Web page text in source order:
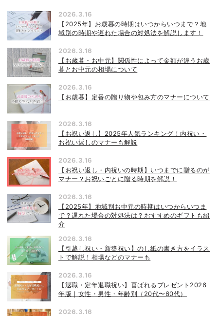
2026.3.16
【2025年】お歳暮の時期はいつからいつまで？地
域別の時期や遅れた場合の対処法を解説します！
2026.3.16
【お歳暮・お中元】関係性によって金額が違うお歳
暮とお中元の相場について
2026.3.16
【お歳暮】定番の贈り物や包み方のマナーについて
2026.3.16
【お祝い返し】2025年人気ランキング！内祝い・
お祝い返しのマナーも解説
2026.3.16
【お祝い返し・内祝いの時期】いつまでに贈るのが
マナー？お祝いごとに贈る時期を解説！
2026.3.16
【2025年】地域別お中元の時期はいつからいつま
で？遅れた場合の対処法は？おすすめのギフトも紹
介
2026.3.16
【引越し祝い・新築祝い】のし紙の書き方をイラス
トで解説！相場などのマナーも
2026.3.16
【退職・定年退職祝い】喜ばれるプレゼント2026
年版｜女性・男性・年齢別（20代〜60代）
2026.3.16